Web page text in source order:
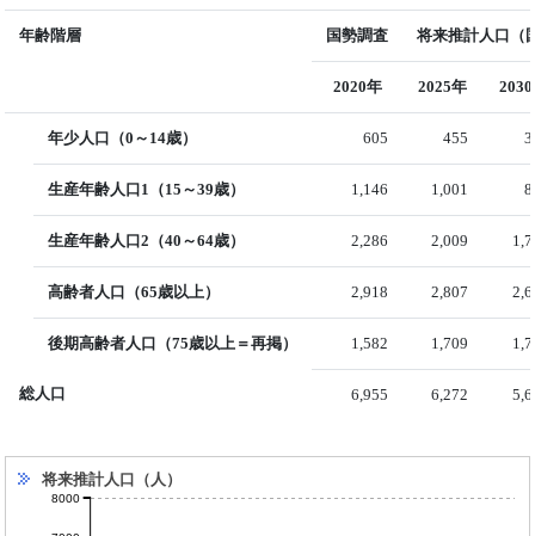
年齢階層 国勢調査 将来推計人口（
2020年 2025年
年少人口（0～14歳） 605 455
生産年齢人口1（15～39歳） 1,146 1,001
生産年齢人口2（40～64歳） 2,286 2,009
高齢者人口（65歳以上） 2,918 2,807
後期高齢者人口（75歳以上＝再掲） 1,582 1,709
総人口 6,955 6,272
将来推計人口（人）
8000